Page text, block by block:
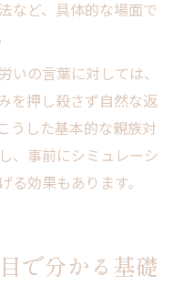
など、具体的な場面で
いの言葉に対しては、
を押し殺さず自然な返
うした基本的な親族対
、事前にシミュレーシ
る効果もあります。
で分かる基礎